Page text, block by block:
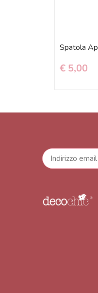
Spatola
€ 5,00